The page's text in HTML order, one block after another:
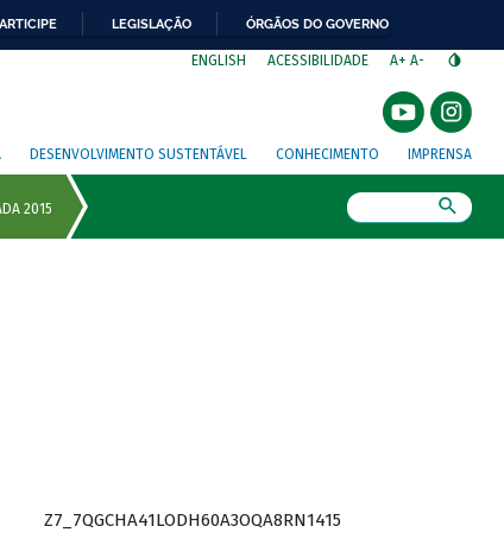
LEGISLAÇÃO ÓRGÃOS DO GOVERNO
ENGLISH ACESSIBILIDADE A+ A-
DESENVOLVIMENTO SUSTENTÁVEL CONHECIMENTO IMPRENSA
Z7_7QGCHA41LODH60A3OQA8RN1415